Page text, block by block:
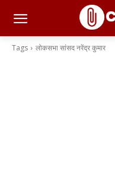
Tags लोकसभा सांसद नरेंद्र कुमार